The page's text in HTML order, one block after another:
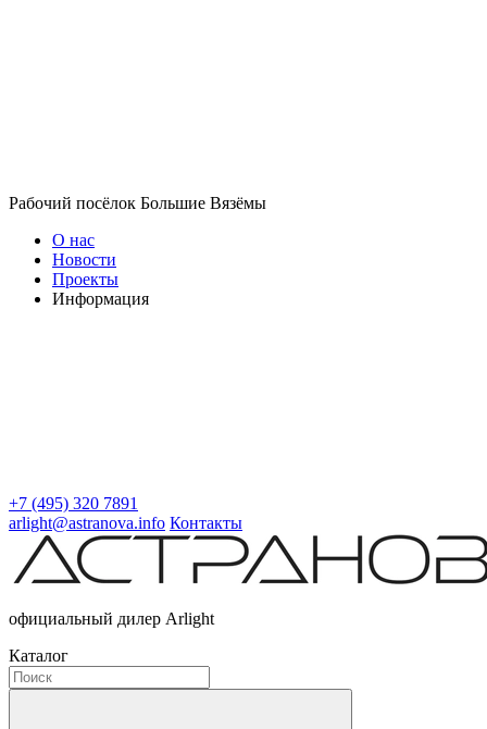
Рабочий посёлок Большие Вязёмы
О нас
Новости
Проекты
Информация
+7 (495) 320 7891
arlight@astranova.info Контакты
официальный дилер Arlight
Каталог